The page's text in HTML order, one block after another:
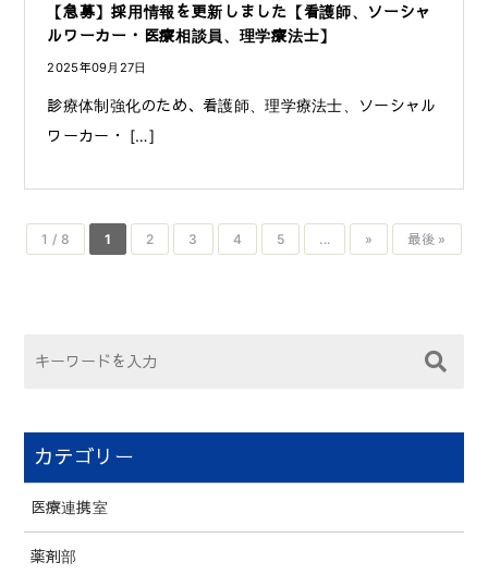
【急募】採用情報を更新しました【看護師、ソーシャ
ルワーカー・医療相談員、理学療法士】
2025年09月27日
診療体制強化のため、看護師、理学療法士、ソーシャル
ワーカー・ […]
1 / 8 1 2 3 4 5 ... » 最後 »
カテゴリー
医療連携室
薬剤部